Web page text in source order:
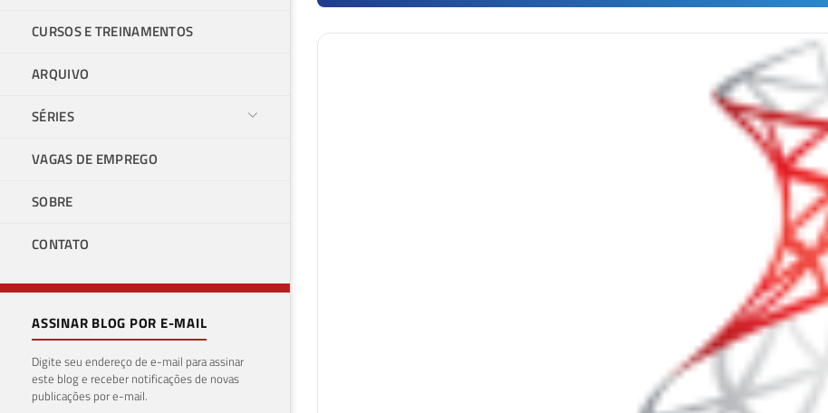
CURSOS E TREINAMENTOS
ARQUIVO
SÉRIES
VAGAS DE EMPREGO
SOBRE
CONTATO
ASSINAR BLOG POR E-MAIL
Digite seu endereço de e-mail para assinar
este blog e receber notificações de novas
publicações por e-mail.